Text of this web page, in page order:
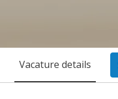
Vacature details